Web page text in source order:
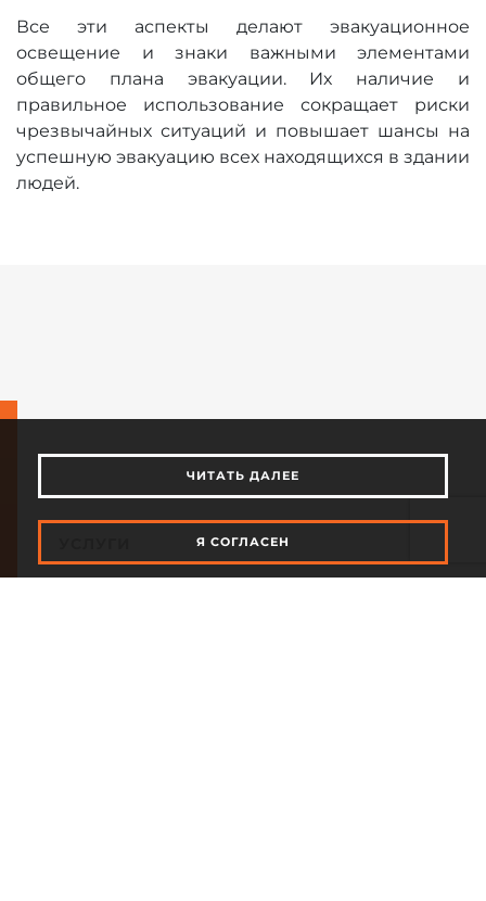
Все эти аспекты делают эвакуационное
освещение и знаки важными элементами
общего плана эвакуации. Их наличие и
правильное использование сокращает риски
чрезвычайных ситуаций и повышает шансы на
успешную эвакуацию всех находящихся в здании
людей.
RAKSTI
ЧИТАТЬ ДАЛЕЕ
Я СОГЛАСЕН